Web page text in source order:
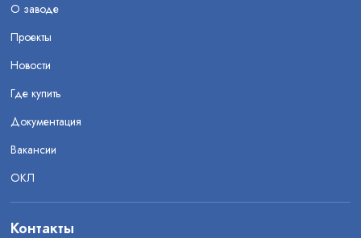
О заводе
Проекты
Новости
Где купить
Документация
Вакансии
ОКЛ
Контакты